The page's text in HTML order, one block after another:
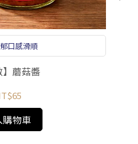
口感滑順
】蘑菇醬
購物車